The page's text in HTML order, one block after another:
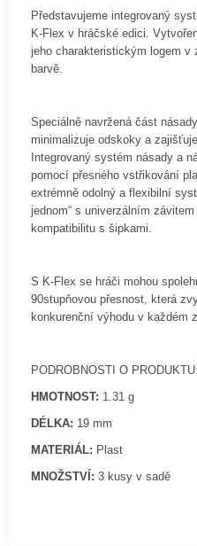
Představujeme integrovaný
K-Flex v hráčské edici.
jeho charakteristickým logem v
barvě.
Speciálně navržená část
minimalizuje odskoky a
Integrovaný systém násady a
pomocí přesného vstřikování
extrémně odolný a flexibilní
jednom“ s univerzálním
kompatibilitu s šipkami.
S K-Flex se hráči mohou
90stupňovou přesnost, která
konkurenční výhodu v každém
PODROBNOSTI O PRODUKTU:
HMOTNOST:1.31 g
DÉLKA: 19 mm
MATERIÁL: Plast
MNOŽSTVÍ: 3 kusy v sadě